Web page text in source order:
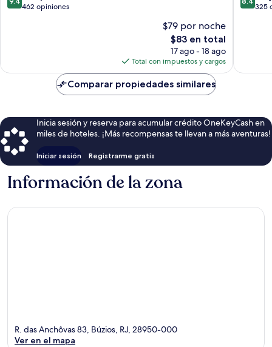
de 462 opiniones
$79 por noche
El
precio
actual
es
de
$83
$83 en total
17 ago - 18 ago
Total con impuestos y cargos
de 325
Comparar propiedades similares
Inicia sesión y reserva para acumular crédito OneKeyCash en
miles de hoteles. ¡Más recompensas te llevan a más aventuras!
Iniciar sesión Registrarme gratis
Información de la zona
R. das Anchôvas 83, Búzios, RJ, 28950-000
Ver en el mapa